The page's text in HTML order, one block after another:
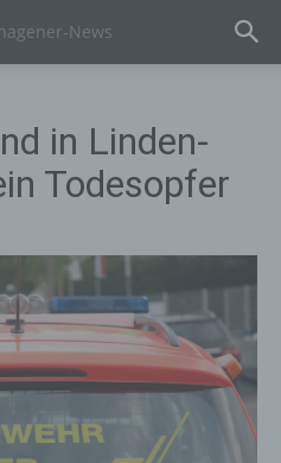
in Linden-
Todesopfer